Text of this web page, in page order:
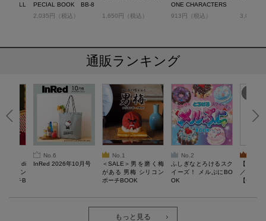
MILL
PECIAL BOOK BB-8
2,035円（税込）
1,650円（税込）
ONE CHARACTERS
913円（税込）
3,080円
通販ランキング
di
ティン
ポーチB
No.6
InRed 2026年10月号
No.1
＜SALE＞男を磨く梅
がある 男梅 シリコン
ポーチBOOK
No.2
ふしぎなとろけるスク
イーズ！ メルぷにBO
OK
【
／Lサイ
【一般
ウェア
もっと見る